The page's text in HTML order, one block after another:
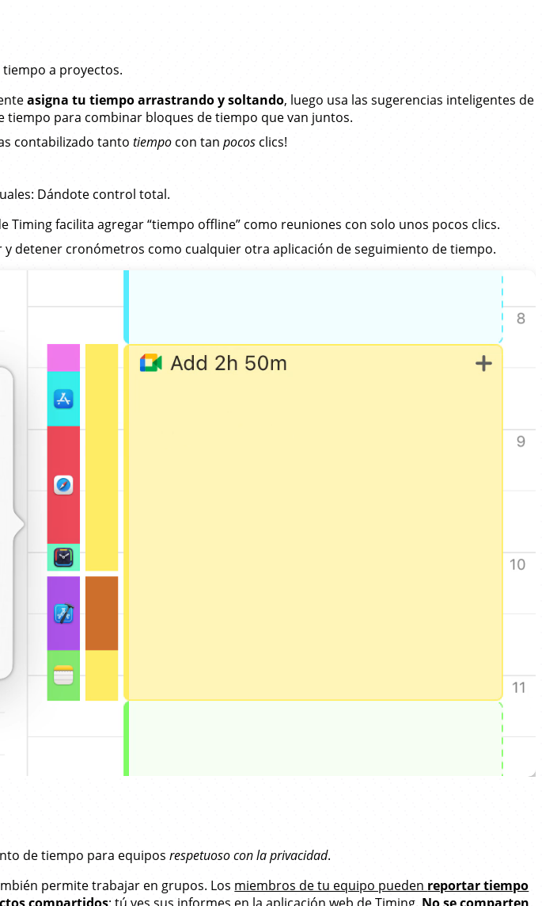
tiempo a proyectos.
asigna tu tiempo arrastrando y soltando, luego usa las sugerencias inteligentes de
tiempo para combinar bloques de tiempo que van juntos.
contabilizado tantotiempo con tanpocos clics!
: Dándote control total.
Timing facilita agregar “tiempo offline” como reuniones con solo unos pocos clics.
detener cronómetros como cualquier otra aplicación de seguimiento de tiempo.
de tiempo para equiposrespetuoso con la privacidad.
permite trabajar en grupos. Los miembros de tu equipo pueden reportar tiempo